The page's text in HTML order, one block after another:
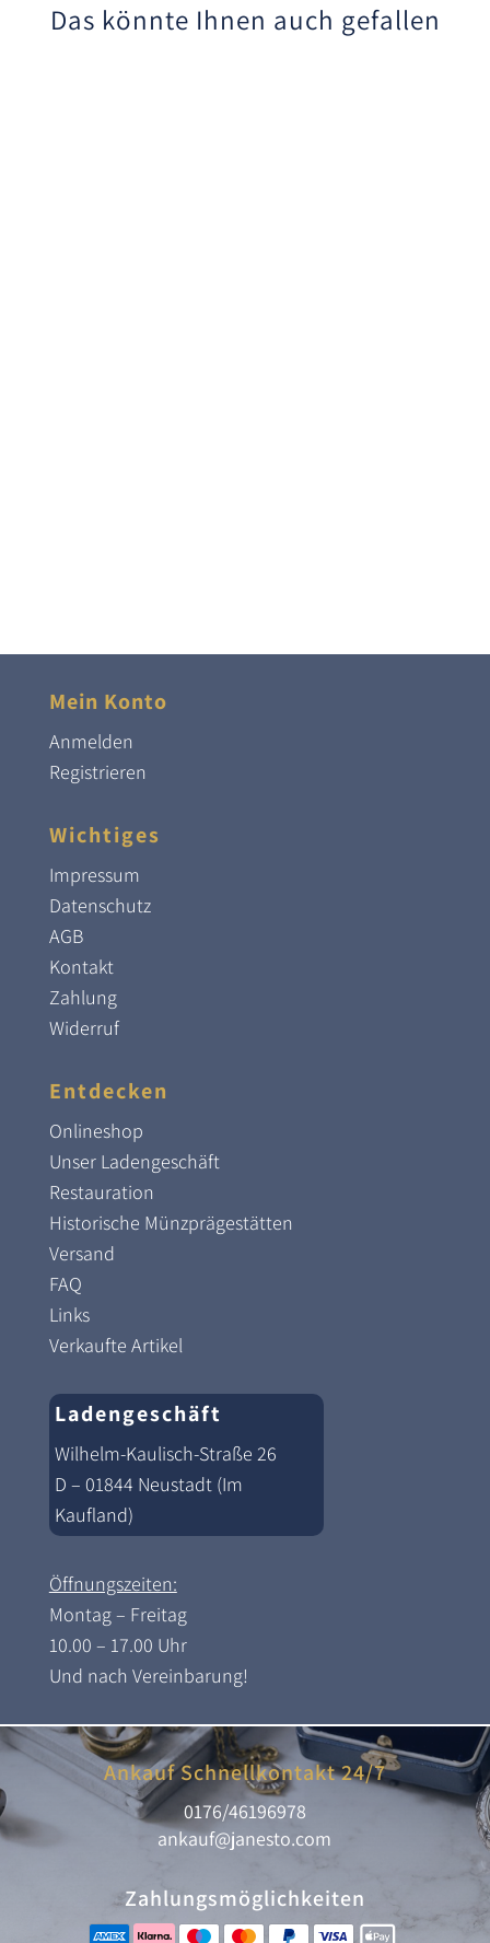
Das könnte Ihnen auch gefallen
Mein Konto
Anmelden
Registrieren
Wichtiges
Impressum
Datenschutz
AGB
Kontakt
Zahlung
Widerruf
Entdecken
Onlineshop
Unser Ladengeschäft
Restauration
Historische Münzprägestätten
Versand
FAQ
Links
Verkaufte Artikel
Ladengeschäft
Wilhelm-Kaulisch-Straße 26
D – 01844 Neustadt (Im
Kaufland)
Öffnungszeiten:
Montag – Freitag
10.00 – 17.00 Uhr
Und nach Vereinbarung!
Ankauf Schnellkontakt 24/7
0176/46196978
ankauf@janesto.com
Zahlungsmöglichkeiten